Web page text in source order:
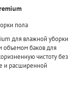
пола
для влажной уборки
объемом баков для
чистоту без
и расширенной